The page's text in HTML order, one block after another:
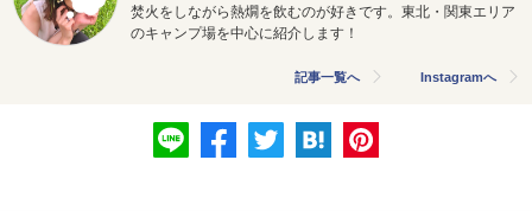
焚火をしながら熱燗を飲むのが好きです。東北・ 関東エリア
のキャンプ場を中心に紹介します！
記事一覧へ Instagramへ